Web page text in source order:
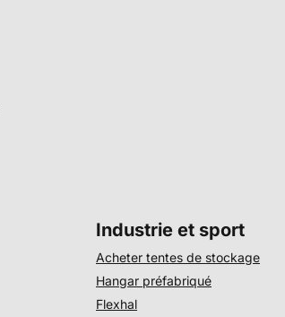
Industrie et sport
Acheter tentes de stockage
Hangar préfabriqué
Flexhal